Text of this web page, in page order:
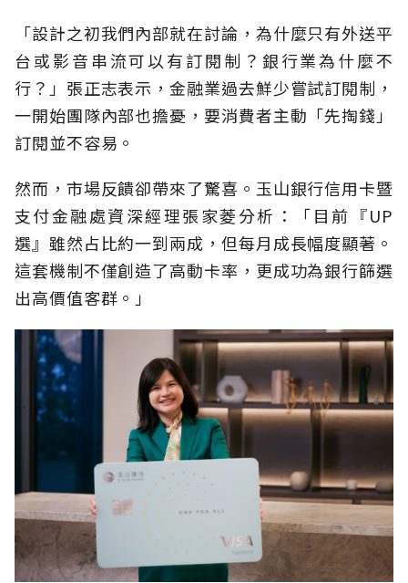
「設計之初我們內部就在討論，為什麼只有外送平
台或影音串流可以有訂閱制？銀行業為什麼不
行？」張正志表示，金融業過去鮮少嘗試訂閱制，
一開始團隊內部也擔憂，要消費者主動「先掏錢」
訂閱並不容易。
然而，市場反饋卻帶來了驚喜。玉山銀行信用卡暨
支付金融處資深經理張家菱分析：「目前『UP
選』雖然占比約一到兩成，但每月成長幅度顯著。
這套機制不僅創造了高動卡率，更成功為銀行篩選
出高價值客群。」